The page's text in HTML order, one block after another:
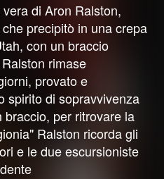
di Aron Ralston,
precipitò in una crepa
con un braccio
rimase
provato e
spirito di sopravvivenza
per ritrovare la
Ralston ricorda gli
e le due escursioniste